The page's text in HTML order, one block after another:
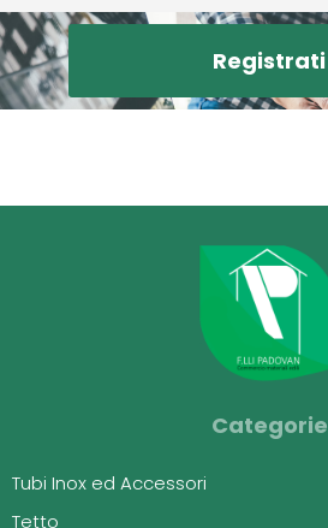
Registrati
Categorie
Tubi Inox ed Accessori
Tetto